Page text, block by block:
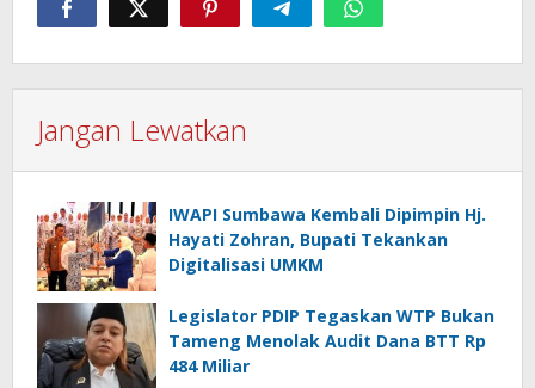
Jangan Lewatkan
IWAPI Sumbawa Kembali Dipimpin Hj.
Hayati Zohran, Bupati Tekankan
Digitalisasi UMKM
Legislator PDIP Tegaskan WTP Bukan
Tameng Menolak Audit Dana BTT Rp
484 Miliar